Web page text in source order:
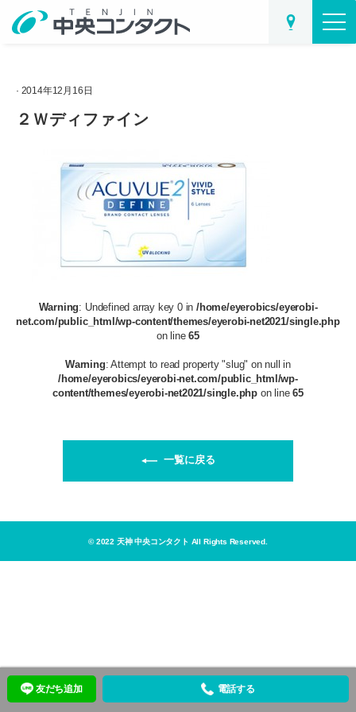
· 2014年12月16日
２Ｗディファイン
Warning: Undefined array key 0 in/home/eyerobics/eyerobi-
net.com/public_html/wp-content/themes/eyerobi-net2021/single.php
on line65
Warning: Attempt to read property "slug" on null in
/home/eyerobics/eyerobi-net.com/public_html/wp-
content/themes/eyerobi-net2021/single.php on line65
一覧に戻る
© 2022 天神 中央コンタクト All Rights Reserved.
友だち追加 電話する